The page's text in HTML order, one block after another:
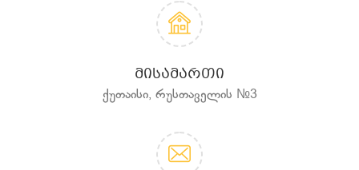
ᲛᲘᲡᲐᲛᲐᲠᲗᲘ
ქუთაისი, რუსთაველის №3